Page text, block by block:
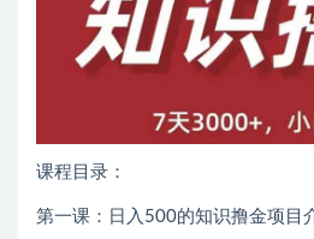
课程目录：
第一课：日入500的知识撸金项目